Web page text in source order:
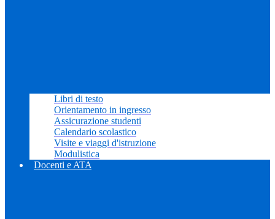
Libri di testo
Orientamento in ingresso
Assicurazione studenti
Calendario scolastico
Visite e viaggi d'istruzione
Modulistica
Docenti e ATA